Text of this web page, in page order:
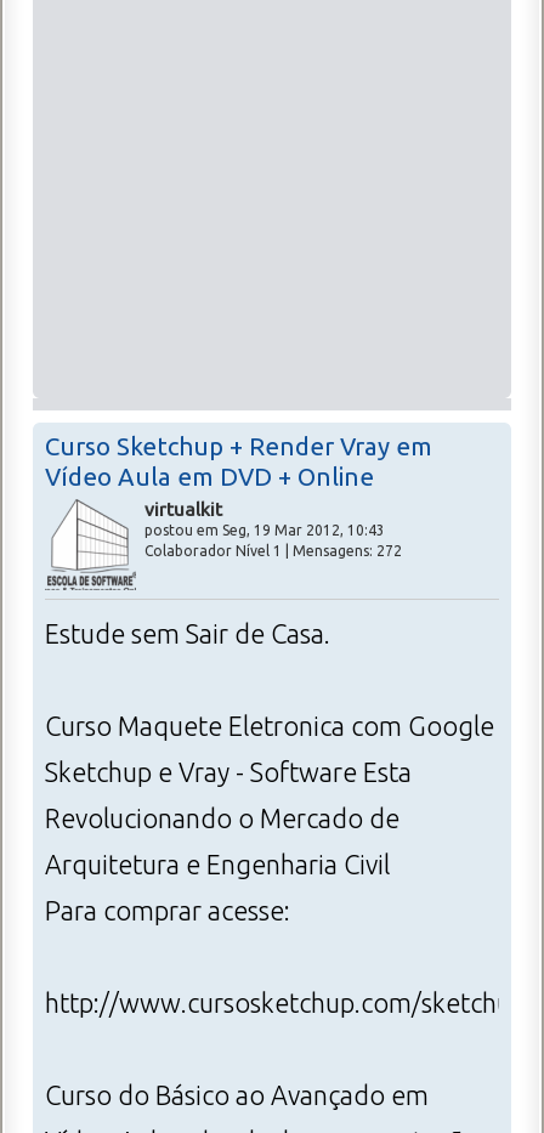
Curso Sketchup + Render Vray em
Vídeo Aula em DVD + Online
virtualkit
postou em Seg, 19 Mar 2012, 10:43
Colaborador Nível 1 | Mensagens: 272
Estude sem Sair de Casa.
Curso Maquete Eletronica com Google
Sketchup e Vray - Software Esta
Revolucionando o Mercado de
Arquitetura e Engenharia Civil
Para comprar acesse:
http://www.cursosketchup.com/
Curso do Básico ao Avançado em